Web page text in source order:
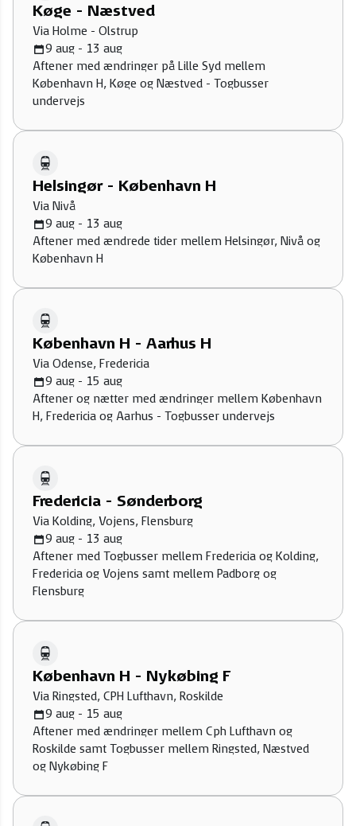
Køge - Næstved
Via Holme - Olstrup
9 aug - 13 aug
Aftener med ændringer på Lille Syd mellem
København H, Køge og Næstved - Togbusser
undervejs
Helsingør - København H
Via Nivå
9 aug - 13 aug
Aftener med ændrede tider mellem Helsingør, Nivå og
København H
København H - Aarhus H
Via Odense, Fredericia
9 aug - 15 aug
Aftener og nætter med ændringer mellem København
H, Fredericia og Aarhus - Togbusser undervejs
Fredericia - Sønderborg
Via Kolding, Vojens, Flensburg
9 aug - 13 aug
Aftener med Togbusser mellem Fredericia og Kolding,
Fredericia og Vojens samt mellem Padborg og
Flensburg
København H - Nykøbing F
Via Ringsted, CPH Lufthavn, Roskilde
9 aug - 15 aug
Aftener med ændringer mellem Cph Lufthavn og
Roskilde samt Togbusser mellem Ringsted, Næstved
og Nykøbing F